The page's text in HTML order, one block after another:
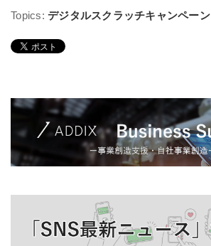
Topics: デジタルスクラッチキャンペーン